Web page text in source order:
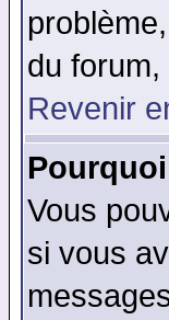
du
Revenir
Vous
si vous